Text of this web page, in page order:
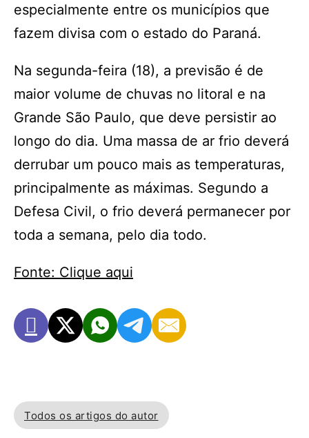
especialmente entre os municípios que
fazem divisa com o estado do Paraná.
Na segunda-feira (18), a previsão é de
maior volume de chuvas no litoral e na
Grande São Paulo, que deve persistir ao
longo do dia. Uma massa de ar frio deverá
derrubar um pouco mais as temperaturas,
principalmente as máximas. Segundo a
Defesa Civil, o frio deverá permanecer por
toda a semana, pelo dia todo.
Fonte: Clique aqui
Todos os artigos do autor